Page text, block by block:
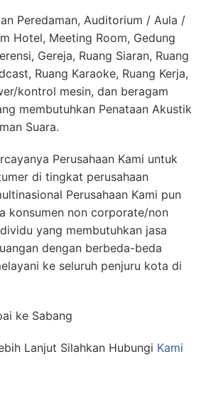
Peredaman, Auditorium / Aula /
Hotel, Meeting Room, Gedung
Gereja, Ruang Siaran, Ruang
Ruang Karaoke, Ruang Kerja,
kontrol mesin, dan beragam
membutuhkan Penataan Akustik
Suara.
Perusahaan Kami untuk
di tingkat perusahaan
Perusahaan Kami pun
konsumen non corporate/non
yang membutuhkan jasa
dengan berbeda-beda
ke seluruh penjuru kota di
ke Sabang
Lanjut Silahkan Hubungi Kami